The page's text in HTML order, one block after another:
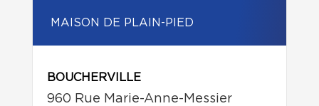
MAISON DE PLAIN-PIED
BOUCHERVILLE
960 Rue Marie-Anne-Messier